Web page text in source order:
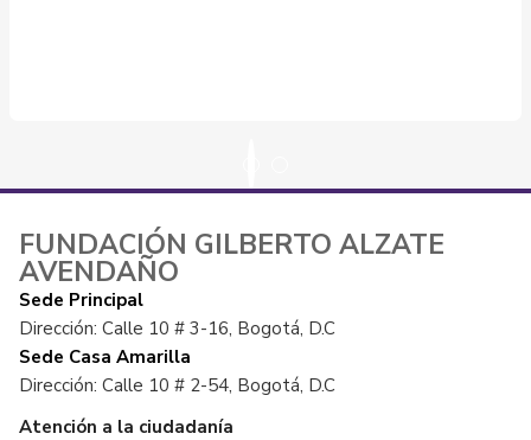
FUNDACIÓN GILBERTO ALZATE
AVENDAÑO
Sede Principal
Dirección: Calle 10 # 3-16, Bogotá, D.C
Sede Casa Amarilla
Dirección: Calle 10 # 2-54, Bogotá, D.C
Atención a la ciudadanía